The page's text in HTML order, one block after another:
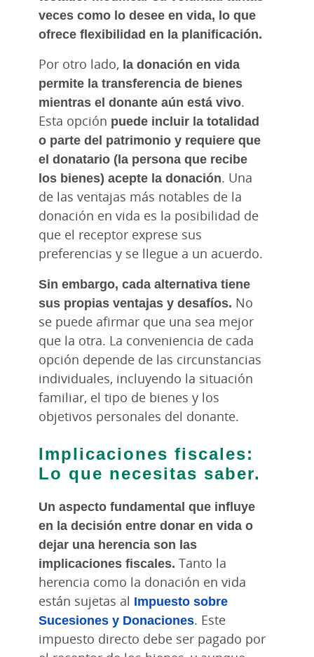
veces como lo desee en vida, lo que
ofrece flexibilidad en la planificación.
Por otro lado, la donación en vida
permite la transferencia de bienes
mientras el donante aún está vivo.
Esta opción puede incluir la totalidad
o parte del patrimonio y requiere que
el donatario (la persona que recibe
los bienes) acepte la donación. Una
de las ventajas más notables de la
donación en vida es la posibilidad de
que el receptor exprese sus
preferencias y se llegue a un acuerdo.
Sin embargo, cada alternativa tiene
sus propias ventajas y desafíos. No
se puede afirmar que una sea mejor
que la otra. La conveniencia de cada
opción depende de las circunstancias
individuales, incluyendo la situación
familiar, el tipo de bienes y los
objetivos personales del donante.
Implicaciones fiscales:
Lo que necesitas saber.
Un aspecto fundamental que influye
en la decisión entre donar en vida o
dejar una herencia son las
implicaciones fiscales. Tanto la
herencia como la donación en vida
están sujetas al Impuesto sobre
Sucesiones y Donaciones. Este
impuesto directo debe ser pagado por